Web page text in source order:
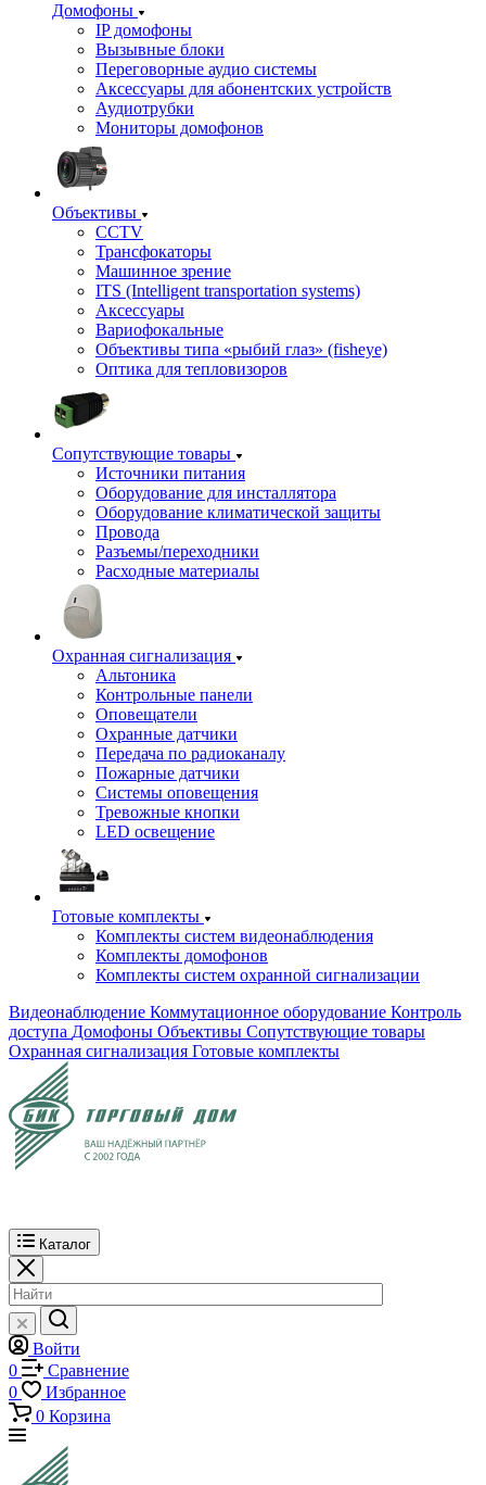
Домофоны
IP домофоны
Вызывные блоки
Переговорные аудио системы
Аксессуары для абонентских устройств
Аудиотрубки
Мониторы домофонов
Объективы
CCTV
Трансфокаторы
Машинное зрение
ITS (Intelligent transportation systems)
Аксессуары
Вариофокальные
Объективы типа «рыбий глаз» (fisheye)
Оптика для тепловизоров
Сопутствующие товары
Источники питания
Оборудование для инсталлятора
Оборудование климатической защиты
Провода
Разъемы/переходники
Расходные материалы
Охранная сигнализация
Альтоника
Контрольные панели
Оповещатели
Охранные датчики
Передача по радиоканалу
Пожарные датчики
Системы оповещения
Тревожные кнопки
LED освещение
Готовые комплекты
Комплекты систем видеонаблюдения
Комплекты домофонов
Комплекты систем охранной сигнализации
Видеонаблюдение Коммутационное оборудование Контроль
доступа Домофоны Объективы Сопутствующие товары
Охранная сигнализация Готовые комплекты
Каталог
Войти
0
Сравнение
0
Избранное
0 Корзина